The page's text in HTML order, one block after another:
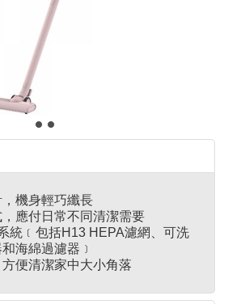
機身輕巧纖長
應付日常不同清潔需要
統﹝包括H13 HEPA濾網、可洗
海綿過濾器﹞
便清潔家中大小角落